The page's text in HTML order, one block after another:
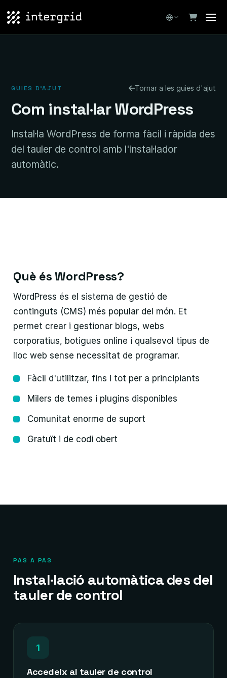
GUIES D'AJUT Tornar a les guies d'ajut
Com instal·lar WordPress
Instal·la WordPress de forma fàcil i ràpida des
del tauler de control amb l'instal·lador
automàtic.
Què és WordPress?
WordPress és el sistema de gestió de
continguts (CMS) més popular del món. Et
permet crear i gestionar blogs, webs
corporatius, botigues online i qualsevol tipus de
lloc web sense necessitat de programar.
Fàcil d'utilitzar, fins i tot per a principiants
Milers de temes i plugins disponibles
Comunitat enorme de suport
Gratuït i de codi obert
PAS A PAS
Instal·lació automàtica des del
tauler de control
1
Accedeix al tauler de control